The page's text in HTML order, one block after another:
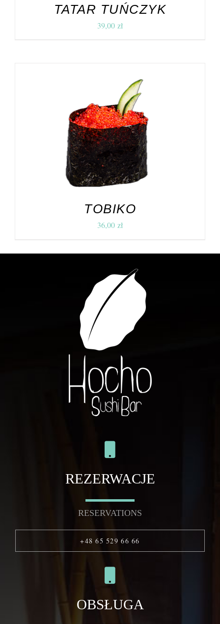
TATAR TUŃCZYK
39,00 zł
DODAJ DO KOSZYKA / SZCZEGÓŁY
TOBIKO
36,00 zł
REZERWACJE
RESERVATIONS
+48 65 529 66 66
OBSŁUGA